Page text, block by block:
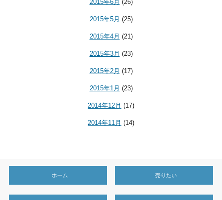
2015年6月 (26)
2015年5月 (25)
2015年4月 (21)
2015年3月 (23)
2015年2月 (17)
2015年1月 (23)
2014年12月 (17)
2014年11月 (14)
ホーム 売りたい